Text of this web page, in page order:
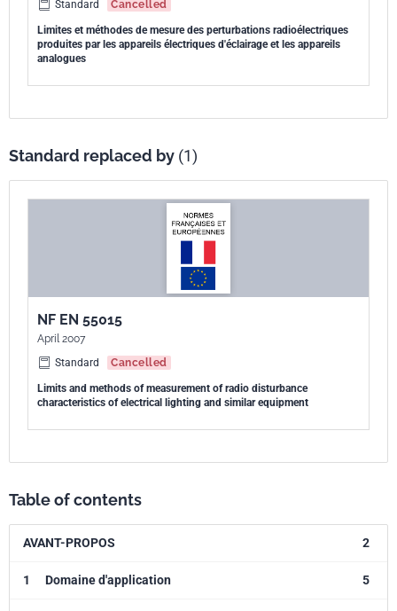
Standard Cancelled
Limites et méthodes de mesure des perturbations radioélectriques
produites par les appareils électriques d'éclairage et les appareils
analogues
Standard replaced by (1)
NF EN 55015
April 2007
Standard
Cancelled
Limits and methods of measurement of radio disturbance
characteristics of electrical lighting and similar equipment
Table of contents
AVANT-PROPOS 2
1 Domaine d'application 5